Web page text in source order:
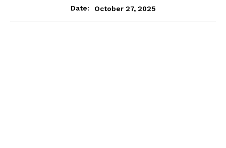
Date:
October 27, 2025